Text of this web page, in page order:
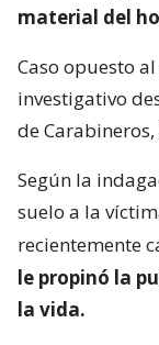
material del
Caso opuesto
investigativo
de Carabineros,
Según la
suelo a la
recientemente
le propinó la
la vida.